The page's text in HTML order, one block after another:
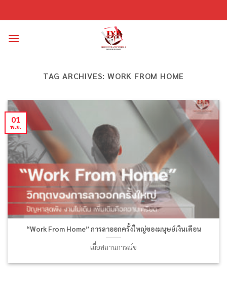
ไป
เนื้อหา
TAG ARCHIVES: WORK FROM HOME
“Work From Home” การลาออกครั้งใหญ่ของมนุษย์เงินเดือน
เมื่อสถานการณ์ข
01
พ.ย.